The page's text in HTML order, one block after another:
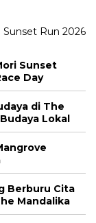
Sunset
Day
di The
Lokal
Berburu Cita
Mandalika